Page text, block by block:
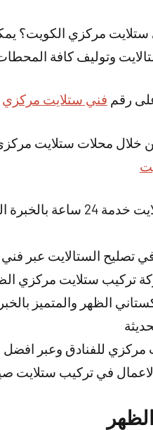
مركزي الكويت؟
وتوليف كافة
رقم فني ستلايت مركزي
خلال محلات ستلايت مركزي
لدينا فني تصليح
تصليح الستالايت عبر
ستلايت مركزي
الظهر والمتميز
مركزي للفنادق وعبر
في تركيب ستلايت